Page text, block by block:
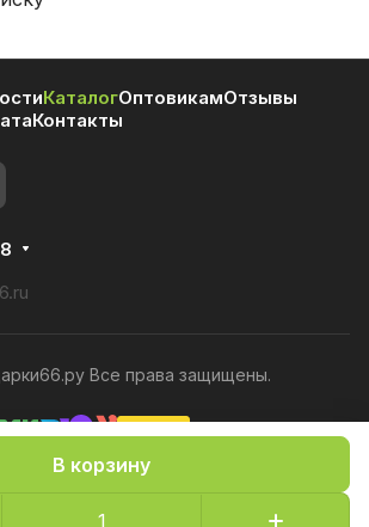
В корзину
КаталогОптовикамОтзывы
Контакты
Все права защищены.